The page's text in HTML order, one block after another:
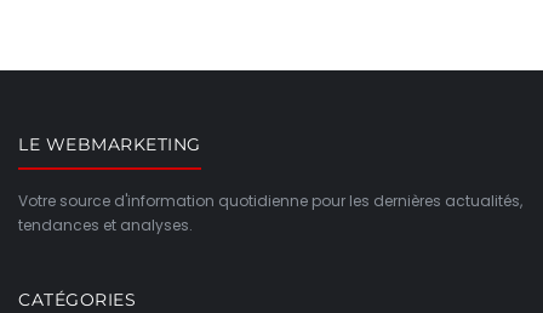
LE WEBMARKETING
Votre source d'information quotidienne pour les dernières actualités,
tendances et analyses.
CATÉGORIES